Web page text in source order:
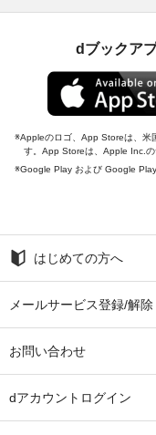
dブックア
Appleのロゴ、App Storeは、米
す。App Storeは、Apple Inc.の
Google Play および Google
はじめての方へ
メールサービス登録/解除
お問い合わせ
dアカウントログイン